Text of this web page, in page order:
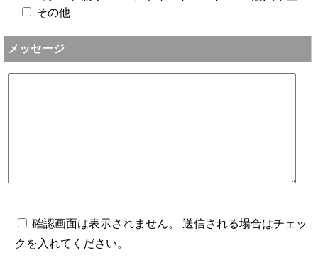
その他
メッセージ
確認画面は表示されません。 送信される場合はチェッ
クを入れてください。